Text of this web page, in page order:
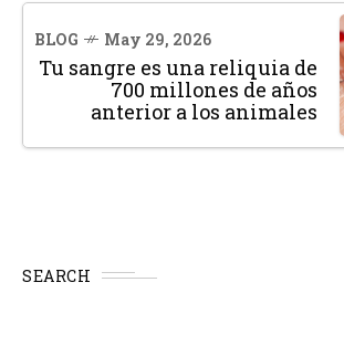
BLOG May 29, 2026
Tu sangre es una reliquia de
700 millones de años
anterior a los animales
SEARCH